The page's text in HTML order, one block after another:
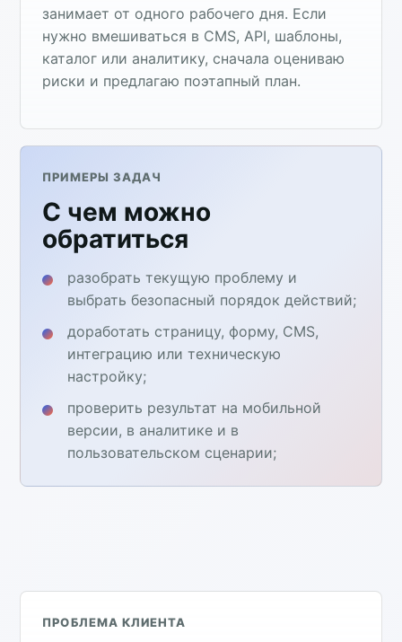
занимает от одного рабочего дня. Если
нужно вмешиваться в CMS, API, шаблоны,
каталог или аналитику, сначала оцениваю
риски и предлагаю поэтапный план.
ПРИМЕРЫ ЗАДАЧ
С чем можно
обратиться
разобрать текущую проблему и
выбрать безопасный порядок действий;
доработать страницу, форму, CMS,
интеграцию или техническую
настройку;
проверить результат на мобильной
версии, в аналитике и в
пользовательском сценарии;
ПРОБЛЕМА КЛИЕНТА